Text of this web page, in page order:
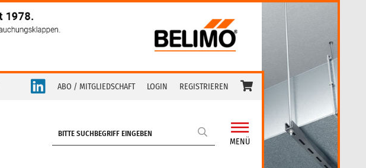
ABO / MITGLIEDSCHAFT LOGIN REGISTRIEREN
MENÜ